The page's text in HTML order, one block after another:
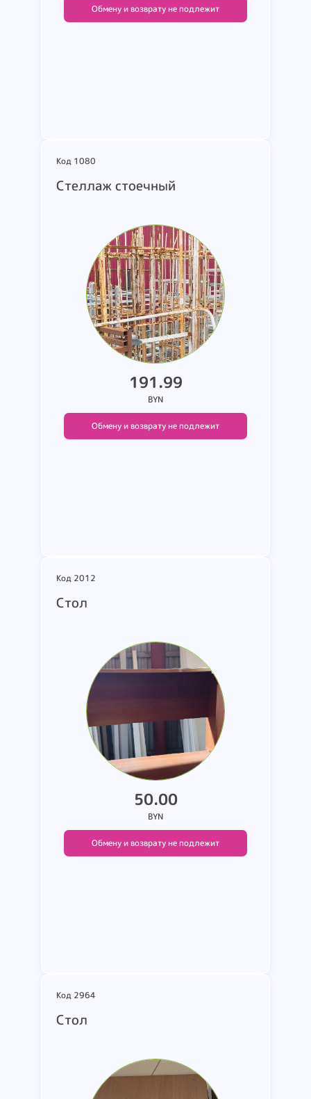
Обмену и возврату не подлежит
Код 1080
Стеллаж стоечный
191.99
BYN
Обмену и возврату не подлежит
Код 2012
Стол
50.00
BYN
Обмену и возврату не подлежит
Код 2964
Стол